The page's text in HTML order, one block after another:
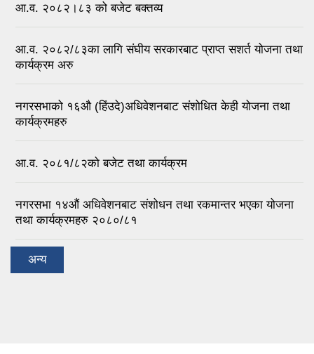
आ.व. २०८२।८३ को बजेट बक्तव्य
आ.व. २०८२/८३का लागि संघीय सरकारबाट प्राप्त सशर्त योजना तथा
कार्यक्रम अरु
नगरसभाको १६औ (हिंउदे)अधिवेशनबाट संशोधित केही योजना तथा
कार्यक्रमहरु
आ.व. २०८१/८२को बजेट तथा कार्यक्रम
नगरसभा १४औं अधिवेशनबाट संशोधन तथा रकमान्तर भएका योजना
तथा कार्यक्रमहरु २०८०/८१
अन्य